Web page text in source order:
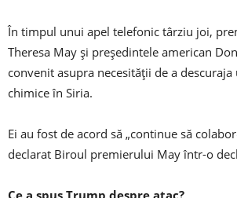
În timpul unui apel telefonic târziu joi,
Theresa May și președintele american
convenit asupra necesității de a
chimice în Siria.
Ei au fost de acord să „continue să
declarat Biroul premierului May într-o